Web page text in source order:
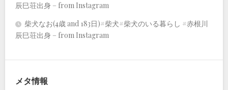
辰巳荘出身 – from Instagram
柴犬なお(4歳 and 183日)#柴犬#柴犬のいる暮らし #赤根川
辰巳荘出身 – from Instagram
メタ情報